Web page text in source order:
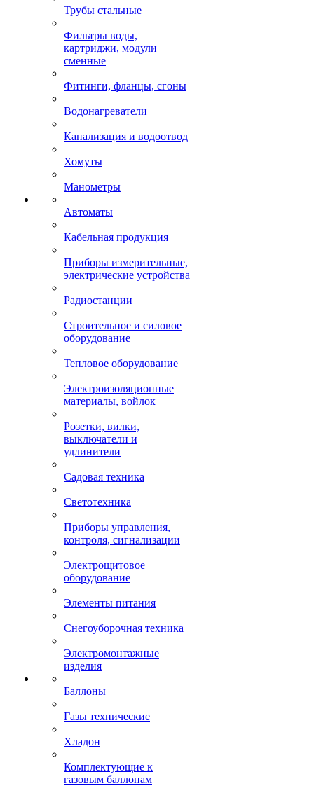
Трубы стальные
Фильтры воды,
картриджи, модули
сменные
Фитинги, фланцы, сгоны
Водонагреватели
Канализация и водоотвод
Хомуты
Манометры
Автоматы
Кабельная продукция
Приборы измерительные,
электрические устройства
Радиостанции
Строительное и силовое
оборудование
Тепловое оборудование
Электроизоляционные
материалы, войлок
Розетки, вилки,
выключатели и
удлинители
Садовая техника
Светотехника
Приборы управления,
контроля, сигнализации
Электрощитовое
оборудование
Элементы питания
Снегоуборочная техника
Электромонтажные
изделия
Баллоны
Газы технические
Хладон
Комплектующие к
газовым баллонам